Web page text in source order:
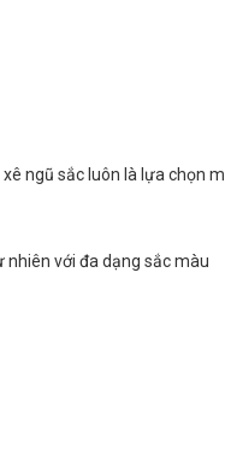
ngũ sắc luôn là lựa chọn
nhiên với đa dạng sắc màu